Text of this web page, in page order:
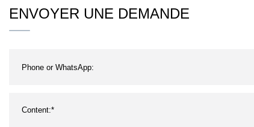
Bluetooth Headset Urbeat
ENVOYER UNE DEMANDE